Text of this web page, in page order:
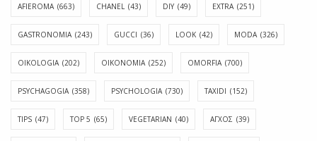
AFIEROMA (663) CHANEL (43) DIY (49) EXTRA (251)
GASTRONOMIA (243) GUCCI (36) LOOK (42) MODA (326)
OIKOLOGIA (202) OIKONOMIA (252) OMORFIA (700)
PSYCHAGOGIA (358) PSYCHOLOGIA (730) TAXIDI (152)
TIPS (47) TOP 5 (65) VEGETARIAN (40) ΑΓΧΟΣ (39)